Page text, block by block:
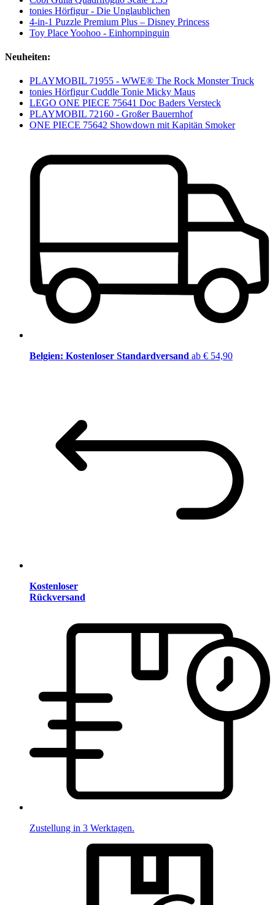
tonies Hörfigur - Die Unglaublichen
4-in-1 Puzzle Premium Plus – Disney Princess
Toy Place Yoohoo - Einhornpinguin
Neuheiten:
PLAYMOBIL 71955 - WWE® The Rock Monster Truck
tonies Hörfigur Cuddle Tonie Micky Maus
LEGO ONE PIECE 75641 Doc Baders Versteck
PLAYMOBIL 72160 - Großer Bauernhof
ONE PIECE 75642 Showdown mit Kapitän Smoker
Belgien: Kostenloser Standardversand ab € 54,90
Kostenloser
Rückversand
Zustellung in 3 Werktagen.